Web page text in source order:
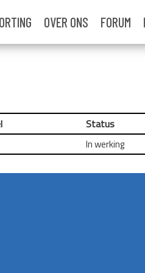
OVER ONS FORUM
Status
In werking